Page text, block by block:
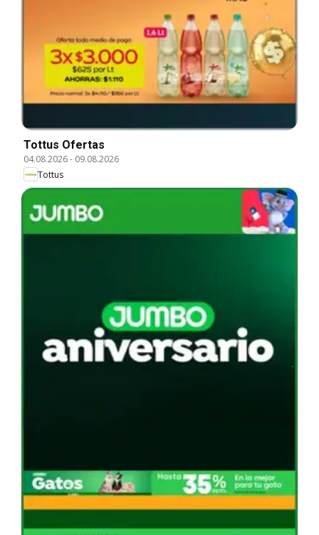
Tottus Ofertas
04.08.2026- 09.08.2026
Tottus